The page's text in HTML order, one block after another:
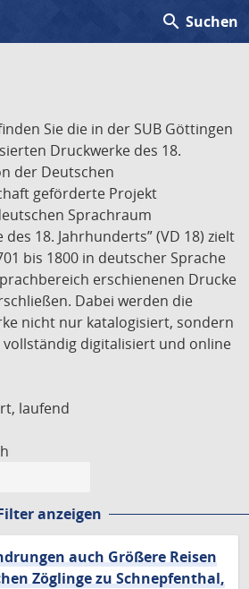
search Suchen
Sie die in der SUB Göttingen
Druckwerke des 18.
der Deutschen
geförderte Projekt
Sprachraum
18. Jahrhunderts” (VD 18) zielt
bis 1800 in deutscher Sprache
erschienenen Drucke
Dabei werden die
nicht nur katalogisiert, sondern
digitalisiert und online
laufend
anzeigen
auch Größere Reisen
Zöglinge zu Schnepfenthal,